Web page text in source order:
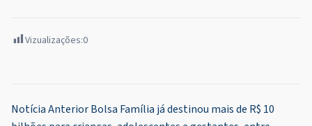
Vizualizações:0
Navegação
Notícia AnteriorBolsa Família já destinou mais de R$ 10